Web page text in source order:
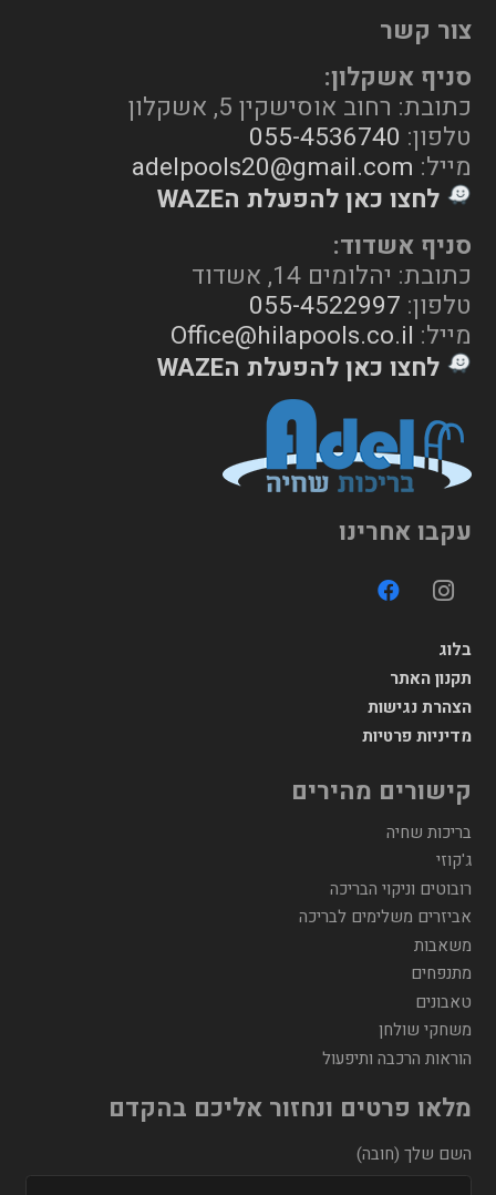
צור קשר
סניף אשקלון:
כתובת: רחוב אוסישקין 5, אשקלון
טלפון: 055-4536740
מייל: adelpools20@gmail.com
לחצו כאן להפעלת הWAZE
סניף אשדוד:
כתובת: יהלומים 14, אשדוד
טלפון: 055-4522997
מייל: Office@hilapools.co.il
לחצו כאן להפעלת הWAZE
עקבו אחרינו
בלוג
תקנון האתר
הצהרת נגישות
מדיניות פרטיות
קישורים מהירים
בריכות שחיה
ג'קוזי
רובוטים וניקוי הבריכה
אביזרים משלימים לבריכה
משאבות
מתנפחים
טאבונים
משחקי שולחן
הוראות הרכבה ותיפעול
מלאו פרטים ונחזור אליכם בהקדם
השם שלך (חובה)